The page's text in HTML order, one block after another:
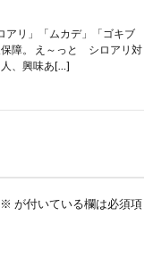
アリ」「ムカデ」「ゴキブ
障。 え～っと シロアリ対
、興味あ[…]
※ が付いている欄は必須項